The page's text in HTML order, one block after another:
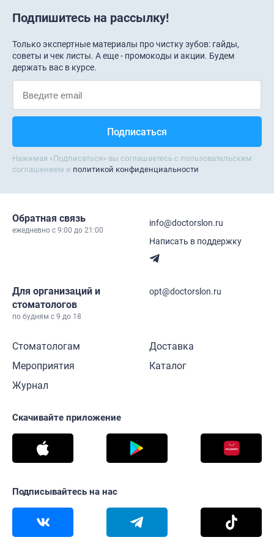
Подпишитесь на рассылку!
Только экспертные материалы про чистку зубов: гайды,
советы и чек листы. А еще - промокоды и акции. Будем
держать вас в курсе.
Нажимая «Подписаться» вы соглашаетесь с пользовательским
соглашением и политикой конфиденциальности
Обратная связь
ежедневно c 9:00 до 21:00
info@doctorslon.ru
Написать в поддержку
Для организаций и
стоматологов
по будням с 9 до 18
opt@doctorslon.ru
Стоматологам
Мероприятия
Журнал
Доставка
Каталог
Скачивайте приложение
Подписывайтесь на нас